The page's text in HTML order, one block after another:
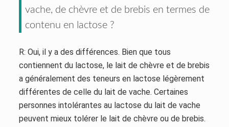
vache, de chèvre et de brebis en termes de
contenu en lactose ?
R: Oui, il y a des différences. Bien que tous
contiennent du lactose, le lait de chèvre et de brebis
a généralement des teneurs en lactose légèrement
différentes de celle du lait de vache. Certaines
personnes intolérantes au lactose du lait de vache
peuvent mieux tolérer le lait de chèvre ou de brebis.